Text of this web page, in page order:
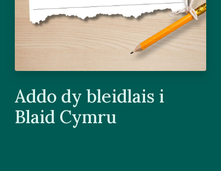
Addo dy bleidlais i
Blaid Cymru